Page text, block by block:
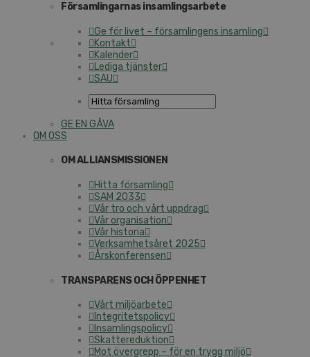
Församlingarnas insamlingsarbete
Ge för livet – församlingens insamling
Kontakt
Kalender
Lediga tjänster
SAU
GE EN GÅVA
OM OSS
OM ALLIANSMISSIONEN
Hitta församling
SAM 2033
Vår tro och vårt uppdrag
Vår organisation
Vår historia
Verksamhetsåret 2025
Årskonferensen
TRANSPARENS OCH ÖPPENHET
Vårt miljöarbete
Integritetspolicy
Insamlingspolicy
Skattereduktion
Mot övergrepp – för en trygg miljö